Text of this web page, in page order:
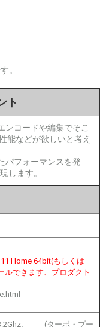
。
ト
ンコードや編集でそこ
能などが欲しいと考え
パフォーマンスを発
します。
Home 64bit(もしくは
できます、プロダクト
、 (ターボ・ブー